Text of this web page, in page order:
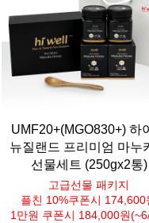
UMF20+(MGO830+) 하
뉴질랜드 프리미엄 마누
선물세트 (250gx2통)
고급선물 패키지
플친 10%쿠폰시 174,600
1만원 쿠폰시 184,000원